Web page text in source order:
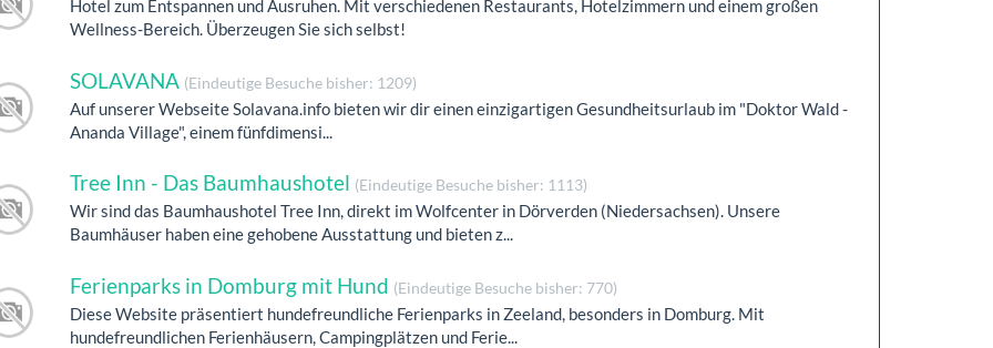
Hotel zum Entspannen und Ausruhen. Mit verschiedenen Restaurants, Hotelzimmern und einem großen
Wellness-Bereich. Überzeugen Sie sich selbst!
SOLAVANA (Eindeutige Besuche bisher: 1209)
Auf unserer Webseite Solavana.info bieten wir dir einen einzigartigen Gesundheitsurlaub im "Doktor Wald -
Ananda Village", einem fünfdimensi...
Tree Inn - Das Baumhaushotel (Eindeutige Besuche bisher: 1113)
Wir sind das Baumhaushotel Tree Inn, direkt im Wolfcenter in Dörverden (Niedersachsen). Unsere
Baumhäuser haben eine gehobene Ausstattung und bieten z...
Ferienparks in Domburg mit Hund (Eindeutige Besuche bisher: 770)
Diese Website präsentiert hundefreundliche Ferienparks in Zeeland, besonders in Domburg. Mit
hundefreundlichen Ferienhäusern, Campingplätzen und Ferie...